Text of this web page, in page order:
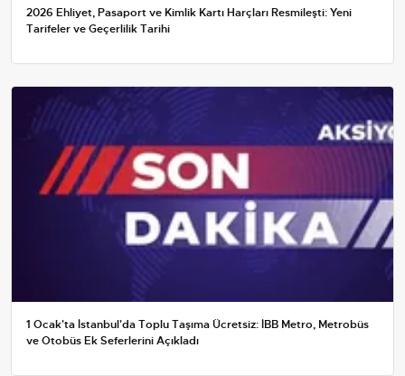
2026 Ehliyet, Pasaport ve Kimlik Kartı Harçları Resmileşti: Yeni
Tarifeler ve Geçerlilik Tarihi
1 Ocak'ta İstanbul'da Toplu Taşıma Ücretsiz: İBB Metro, Metrobüs
ve Otobüs Ek Seferlerini Açıkladı